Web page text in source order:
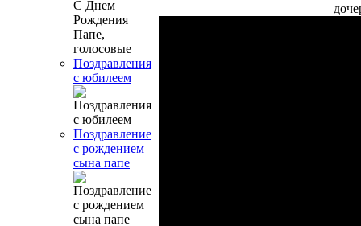
Поздравления
с юбилеем
Поздравление
с рождением
сына папе